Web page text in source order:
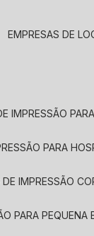
EMPRESAS DE
IMPRESSÃO
PARA
DE IMPRESSÃO
PARA PEQUENA